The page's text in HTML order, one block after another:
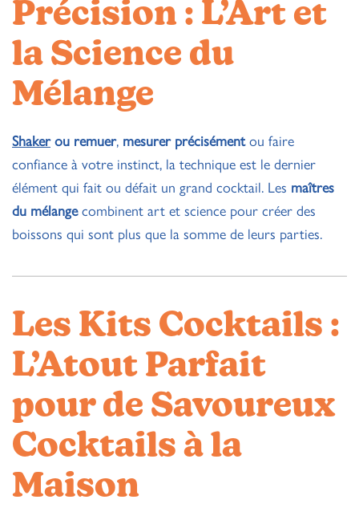
Précision : L’Art et
la Science du
Mélange
Shakerou remuer, mesurer précisémentou faire
confiance à votre instinct, la technique est le dernier
élément qui fait ou défait un grand cocktail. Les maîtres
du mélangecombinent art et science pour créer des
boissons qui sont plus que la somme de leurs parties.
Les Kits Cocktails :
L’Atout Parfait
pour de Savoureux
Cocktails à la
Maison